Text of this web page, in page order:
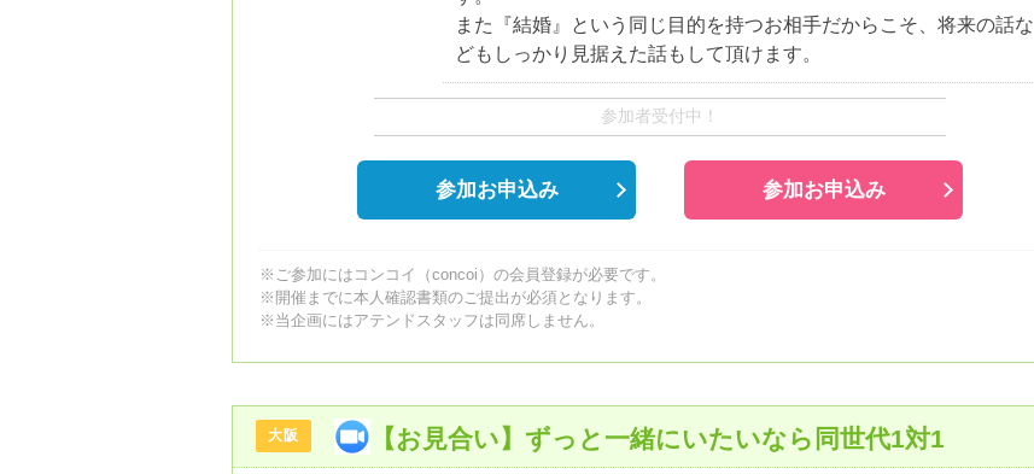
また『結婚』という同じ目的を持つお相手だからこそ、将来の話な
どもしっかり見据えた話もして頂けます。
参加者受付中！
参加お申込み 参加お申込み
※ご参加にはコンコイ（concoi）の会員登録が必要です。
※開催までに本人確認書類のご提出が必須となります。
※当企画にはアテンドスタッフは同席しません。
大阪 【お見合い】ずっと一緒にいたいなら同世代1対1